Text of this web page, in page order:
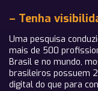
– Tenha
Uma pesquisa
mais de 500
Brasil e no mundo,
brasileiros possuem
digital do que para